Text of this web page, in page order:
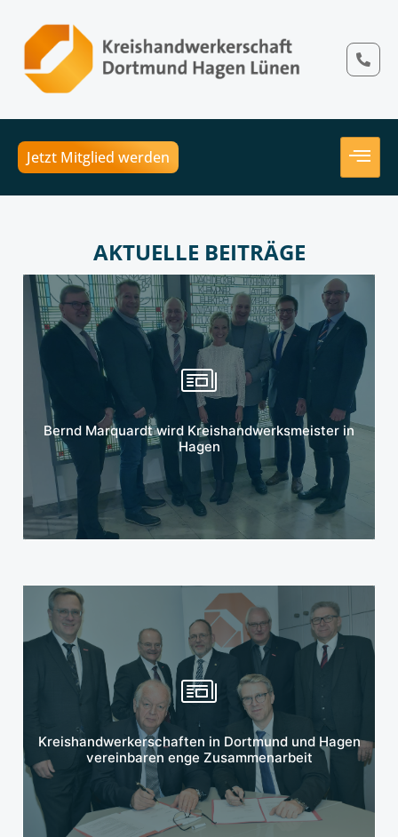
Jetzt Mitglied werden
AKTUELLE BEITRÄGE
Bernd Marquardt wird Kreishandwerksmeister in
Hagen
Mehr erfahren
Kreishandwerkerschaften in Dortmund und Hagen
vereinbaren enge Zusammenarbeit
Mehr erfahren